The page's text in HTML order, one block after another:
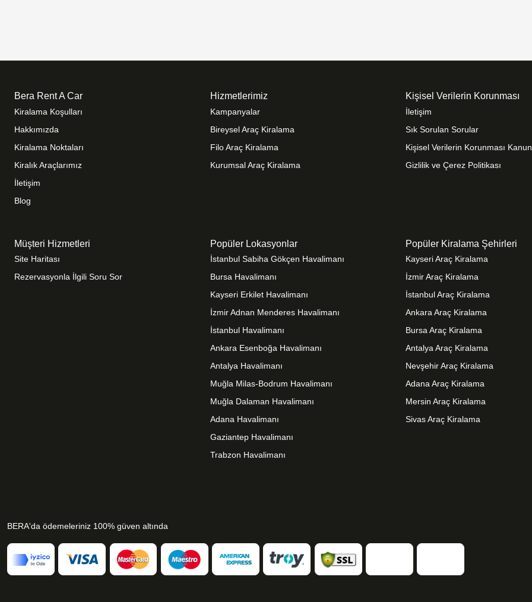
Bera Rent A Car
Kiralama Koşulları
Hakkımızda
Kiralama Noktaları
Kiralık Araçlarımız
İletişim
Blog
Hizmetlerimiz
Kampanyalar
Bireysel Araç Kiralama
Filo Araç Kiralama
Kurumsal Araç Kiralama
Kişisel Verilerin Korunması
İletişim
Sık Sorulan Sorular
Kişisel Verilerin Korunması
Gizlilik ve Çerez Politikası
Müşteri Hizmetleri
Site Haritası
Rezervasyonla İlgili Soru Sor
Popüler Lokasyonlar
İstanbul Sabiha Gökçen Havalimanı
Bursa Havalimanı
Kayseri Erkilet Havalimanı
İzmir Adnan Menderes Havalimanı
İstanbul Havalimanı
Ankara Esenboğa Havalimanı
Antalya Havalimanı
Muğla Milas-Bodrum Havalimanı
Muğla Dalaman Havalimanı
Adana Havalimanı
Gaziantep Havalimanı
Trabzon Havalimanı
Popüler Kiralama Şehirleri
Kayseri Araç Kiralama
İzmir Araç Kiralama
İstanbul Araç Kiralama
Ankara Araç Kiralama
Bursa Araç Kiralama
Antalya Araç Kiralama
Nevşehir Araç Kiralama
Adana Araç Kiralama
Mersin Araç Kiralama
Sivas Araç Kiralama
BERA'da ödemeleriniz 100% güven altında